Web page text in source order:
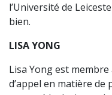
l’Université de
bien.
LISA YONG
Lisa Yong est
d’appel en matière de